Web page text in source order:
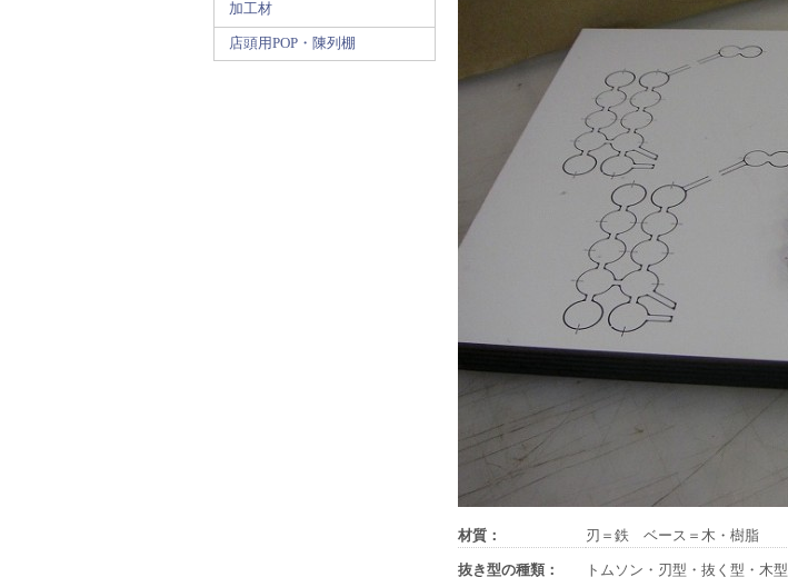
材質： 刃＝鉄 ベース＝木・樹脂
抜き型の種類： トムソン・刃型・抜く型・木型
加工材
店頭用POP・陳列棚